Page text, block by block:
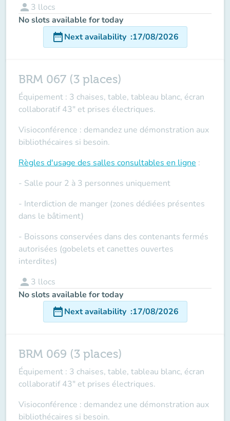
person 3 llocs
No slots available for today
date_rangeNext availability :17/08/2026
BRM 067 (3 places)
Équipement : 3 chaises, table, tableau blanc, écran
collaboratif 43" et prises électriques.
Visioconférence : demandez une démonstration aux
bibliothécaires si besoin.
Règles d'usage des salles consultables en ligne :
- Salle pour 2 à 3 personnes uniquement
- Interdiction de manger (zones dédiées présentes
dans le bâtiment)
- Boissons conservées dans des contenants fermés
autorisées (gobelets et canettes ouvertes
interdites)
person 3 llocs
No slots available for today
date_rangeNext availability :17/08/2026
BRM 069 (3 places)
Équipement : 3 chaises, table, tableau blanc, écran
collaboratif 43" et prises électriques.
Visioconférence : demandez une démonstration aux
bibliothécaires si besoin.